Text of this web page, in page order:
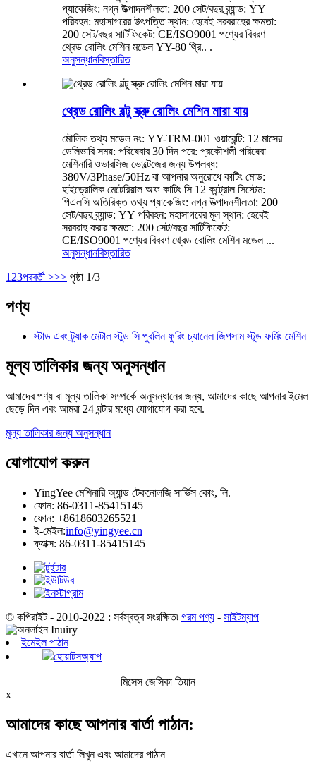
প্যাকেজিং: নগ্ন উত্পাদনশীলতা: 200 সেট/বছর ব্র্যান্ড: YY
পরিবহন: মহাসাগরের উৎপত্তি স্থান: হেবেই সরবরাহের ক্ষমতা:
200 সেট/বছর সার্টিফিকেট: CE/ISO9001 পণ্যের বিবরণ
থ্রেড রোলিং মেশিন মডেল YY-80 থ্রি.. .
অনুসন্ধানবিস্তারিত
থ্রেড রোলিং বল্টু স্ক্রু রোলিং মেশিন মারা যায়
মৌলিক তথ্য মডেল নং: YY-TRM-001 ওয়ারেন্টি: 12 মাসের
ডেলিভারি সময়: পরিষেবার 30 দিন পরে: প্রকৌশলী পরিষেবা
মেশিনারি ওভারসিজ ভোল্টেজের জন্য উপলব্ধ:
380V/3Phase/50Hz বা আপনার অনুরোধে কাটিং মোড:
হাইড্রোলিক মেটেরিয়াল অফ কাটিং সি 12 কন্ট্রোল সিস্টেম:
পিএলসি অতিরিক্ত তথ্য প্যাকেজিং: নগ্ন উত্পাদনশীলতা: 200
সেট/বছর ব্র্যান্ড: YY পরিবহন: মহাসাগরের মূল স্থান: হেবেই
সরবরাহ করার ক্ষমতা: 200 সেট/বছর সার্টিফিকেট:
CE/ISO9001 পণ্যের বিবরণ থ্রেড রোলিং মেশিন মডেল ...
অনুসন্ধানবিস্তারিত
1 23পরবর্তী >>> পৃষ্ঠা 1/3
পণ্য
স্টাড এবং ট্র্যাক মেটাল স্টুড সি পুরলিন ফুরিং চ্যানেল জিপসাম স্টুড ফর্মিং মেশিন
মূল্য তালিকার জন্য অনুসন্ধান
আমাদের পণ্য বা মূল্য তালিকা সম্পর্কে অনুসন্ধানের জন্য, আমাদের কাছে আপনার ইমেল
ছেড়ে দিন এবং আমরা 24 ঘন্টার মধ্যে যোগাযোগ করা হবে.
মূল্য তালিকার জন্য অনুসন্ধান
যোগাযোগ করুন
YingYee মেশিনারি অ্যান্ড টেকনোলজি সার্ভিস কোং, লি.
ফোন: 86-0311-85415145
ফোন: +8618603265521
ই-মেইল:info@yingyee.cn
ফ্যাক্স: 86-0311-85415145
© কপিরাইট - 2010-2022 : সর্বস্বত্ব সংরক্ষিত৷ গরম পণ্য - সাইটম্যাপ
ইমেইল পাঠান
হোয়াটসঅ্যাপ
মিসেস জেসিকা তিয়ান
x
আমাদের কাছে আপনার বার্তা পাঠান:
এখানে আপনার বার্তা লিখুন এবং আমাদের পাঠান